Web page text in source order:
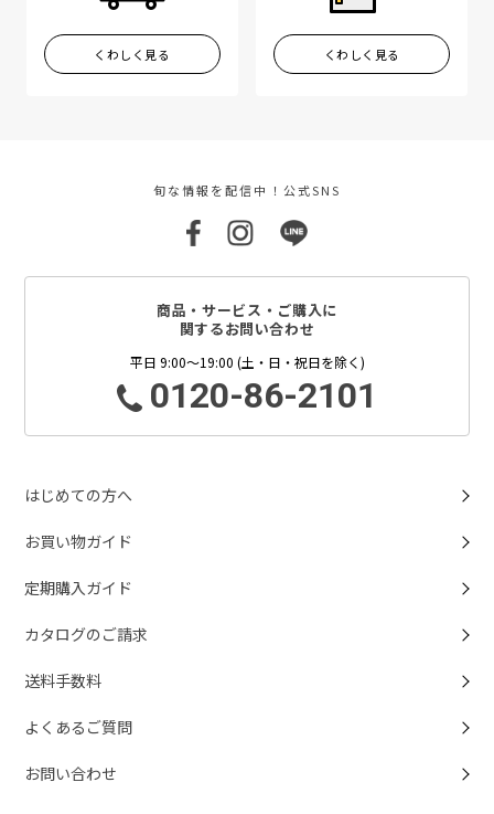
くわしく見る くわしく見る
旬な情報を配信中！公式SNS
商品・サービス・ご購入に
関するお問い合わせ
平日 9:00～19:00 (土・日・祝日を除く)
0120-86-2101
はじめての方へ
お買い物ガイド
定期購入ガイド
カタログのご請求
送料手数料
よくあるご質問
お問い合わせ